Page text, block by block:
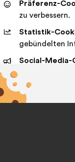
Präferenz-
zu verbessern.
Statistik-
gebündelten
Social-Media-